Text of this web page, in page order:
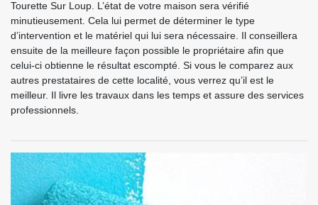
Tourette Sur Loup. L’état de votre maison sera vérifié
minutieusement. Cela lui permet de déterminer le type
d’intervention et le matériel qui lui sera nécessaire. Il conseillera
ensuite de la meilleure façon possible le propriétaire afin que
celui-ci obtienne le résultat escompté. Si vous le comparez aux
autres prestataires de cette localité, vous verrez qu’il est le
meilleur. Il livre les travaux dans les temps et assure des services
professionnels.